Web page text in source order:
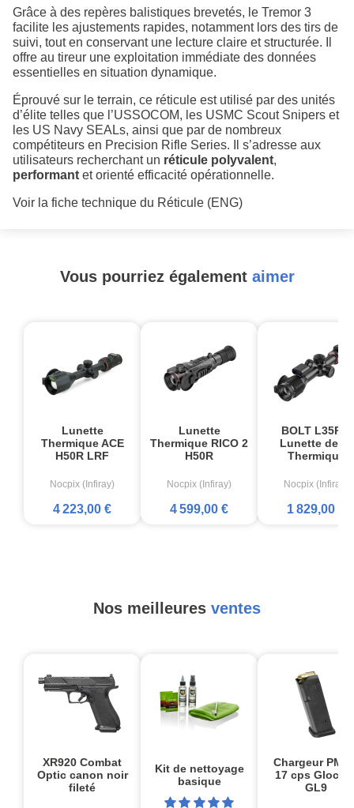
Grâce à des repères balistiques brevetés, le Tremor 3
facilite les ajustements rapides, notamment lors des tirs de
suivi, tout en conservant une lecture claire et structurée. Il
offre au tireur une exploitation immédiate des données
essentielles en situation dynamique.
Éprouvé sur le terrain, ce réticule est utilisé par des unités
d’élite telles que l’USSOCOM, les USMC Scout Snipers et
les US Navy SEALs, ainsi que par de nombreux
compétiteurs en Precision Rifle Series. Il s’adresse aux
utilisateurs recherchant un réticule polyvalent,
performant et orienté efficacité opérationnelle.
Voir la fiche technique du Réticule (ENG)
Vous pourriez également aimer
Lunette
Thermique ACE
H50R LRF
Nocpix (Infiray)
4 223,00 €
Lunette
Thermique RICO 2
H50R
Nocpix (Infiray)
4 599,00 €
BOLT L35R –
Lunette de tir
Thermique
Nocpix (Infiray)
1 829,00 €
Nos meilleures ventes
XR920 Combat
Optic canon noir
fileté
Kit de nettoyage
basique
Chargeur
17 cps
GL9